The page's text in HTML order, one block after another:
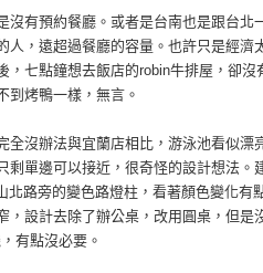
沒有預約餐廳。或者是台南也是跟台北
人，遠超過餐廳的容量。也許只是經濟
，七點鐘想去飯店的robin牛排屋，卻沒
到烤鴨一樣，無言。
全沒辦法與宜蘭店相比，游泳池看似漂
剩單邊可以接近，很奇怪的設計想法。
北路旁的變色路燈柱，看著顏色變化有
，設計去除了辦公桌，改用圓桌，但是
有點沒必要。